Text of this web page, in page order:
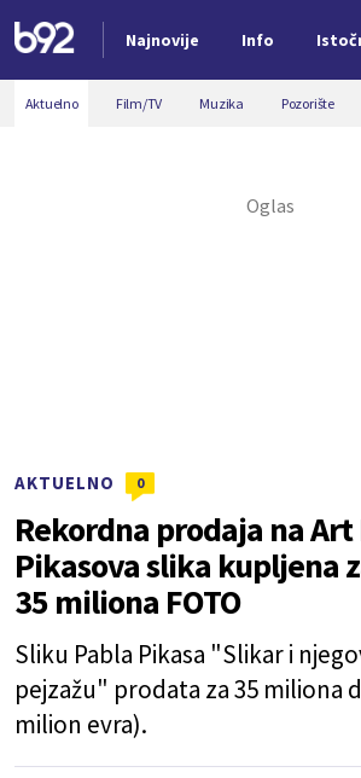
Najnovije Info
Nova vest
Aktuelno Film/TV Muzika Pozorište
AKTUELNO 0
Rekordna prodaja na Art
Pikasova slika kupljena
35 miliona FOTO
Sliku Pabla Pikasa "Slikar i
pejzažu" prodata za 35 miliona
milion evra).